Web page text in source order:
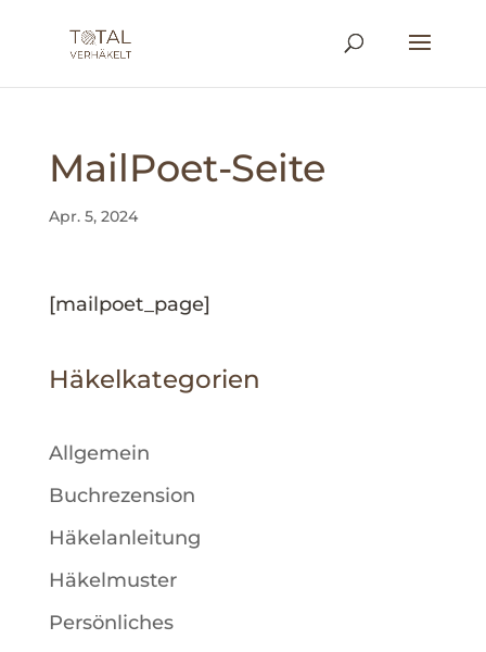
MailPoet-Seite
Apr. 5, 2024
[mailpoet_page]
Häkelkategorien
Allgemein
Buchrezension
Häkelanleitung
Häkelmuster
Persönliches